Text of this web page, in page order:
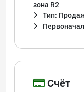
зона R2
Тип:
Cчёт